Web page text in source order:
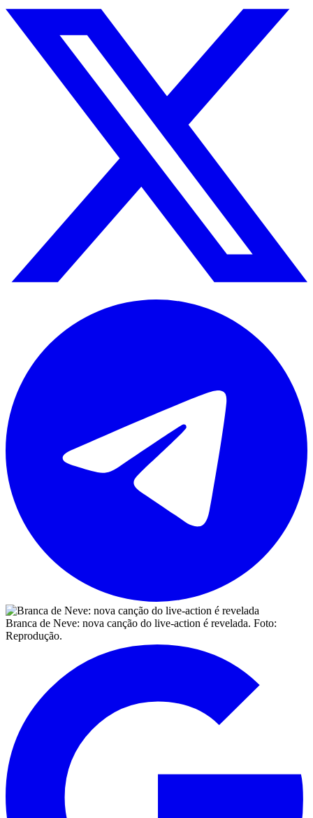
Branca de Neve: nova canção do live-action é revelada. Foto:
Reprodução.